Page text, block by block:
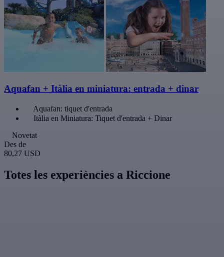
Aquafan + Itàlia en miniatura: entrada + dinar
Aquafan: tiquet d'entrada
Itàlia en Miniatura: Tiquet d'entrada + Dinar
Novetat
Des de
80,27 USD
Totes les experiències a Riccione